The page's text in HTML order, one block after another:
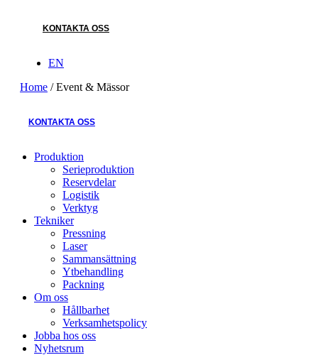
KONTAKTA OSS
EN
Home /Event & Mässor
KONTAKTA OSS
Produktion
Serieproduktion
Reservdelar
Logistik
Verktyg
Tekniker
Pressning
Laser
Sammansättning
Ytbehandling
Packning
Om oss
Hållbarhet
Verksamhetspolicy
Jobba hos oss
Nyhetsrum